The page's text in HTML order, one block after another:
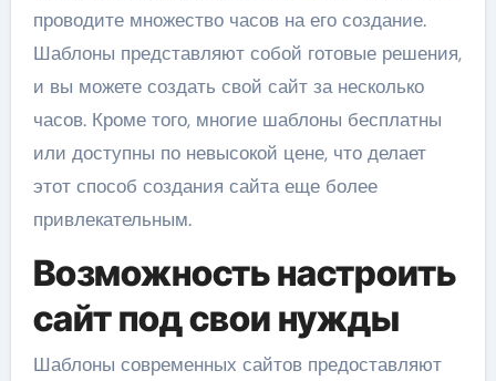
проводите множество часов на его создание.
Шаблоны представляют собой готовые решения,
и вы можете создать свой сайт за несколько
часов. Кроме того, многие шаблоны бесплатны
или доступны по невысокой цене, что делает
этот способ создания сайта еще более
привлекательным.
Возможность настроить
сайт под свои нужды
Шаблоны современных сайтов предоставляют